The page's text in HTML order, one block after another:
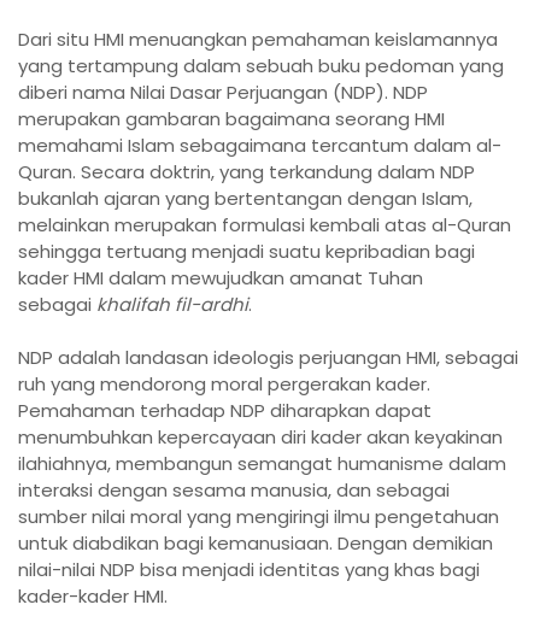
Dari situ HMI menuangkan pemahaman keislamannya
yang tertampung dalam sebuah buku pedoman yang
diberi nama Nilai Dasar Perjuangan (NDP). NDP
merupakan gambaran bagaimana seorang HMI
memahami Islam sebagaimana tercantum dalam al-
Quran. Secara doktrin, yang terkandung dalam NDP
bukanlah ajaran yang bertentangan dengan Islam,
melainkan merupakan formulasi kembali atas al-Quran
sehingga tertuang menjadi suatu kepribadian bagi
kader HMI dalam mewujudkan amanat Tuhan
sebagai khalifah fil-ardhi.
NDP adalah landasan ideologis perjuangan HMI, sebagai
ruh yang mendorong moral pergerakan kader.
Pemahaman terhadap NDP diharapkan dapat
menumbuhkan kepercayaan diri kader akan keyakinan
ilahiahnya, membangun semangat humanisme dalam
interaksi dengan sesama manusia, dan sebagai
sumber nilai moral yang mengiringi ilmu pengetahuan
untuk diabdikan bagi kemanusiaan. Dengan demikian
nilai-nilai NDP bisa menjadi identitas yang khas bagi
kader-kader HMI.